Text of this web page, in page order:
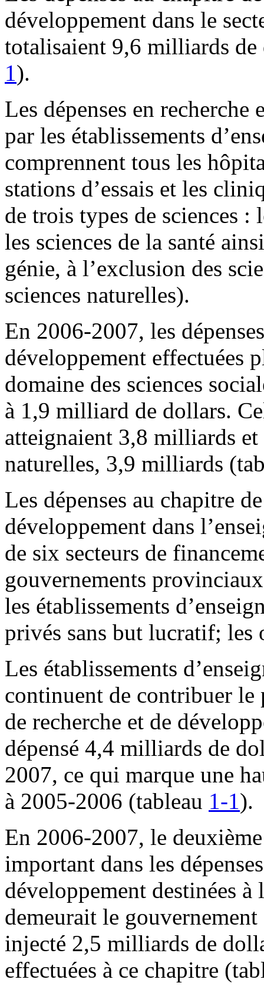
développement dans le
totalisaient 9,6 milliards
1 ).
Les dépenses en recherche
par les établissements
comprennent tous les
stations d’essais et les
de trois types de sciences :
les sciences de la santé
génie, à l’exclusion des
sciences naturelles).
En 2006-2007, les
développement effectuées
domaine des sciences
à 1,9 milliard de dollars.
atteignaient 3,8 milliards et
naturelles, 3,9 milliards
Les dépenses au chapitre
développement dans
de six secteurs de
gouvernements
les établissements
privés sans but lucratif; les
Les établissements
continuent de contribuer le
de recherche et de
dépensé 4,4 milliards de
2007, ce qui marque une
à 2005-2006 (tableau 1-1 ).
En 2006-2007, le
important dans les
développement destinées à
demeurait le
injecté 2,5 milliards de
effectuées à ce chapitre